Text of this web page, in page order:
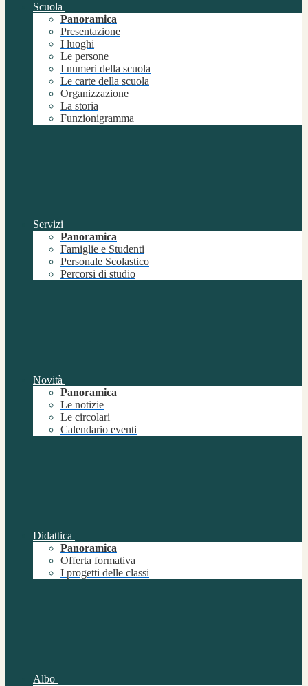
Scuola
Panoramica
Presentazione
I luoghi
Le persone
I numeri della scuola
Le carte della scuola
Organizzazione
La storia
Funzionigramma
Servizi
Panoramica
Famiglie e Studenti
Personale Scolastico
Percorsi di studio
Novità
Panoramica
Le notizie
Le circolari
Calendario eventi
Didattica
Panoramica
Offerta formativa
I progetti delle classi
Albo